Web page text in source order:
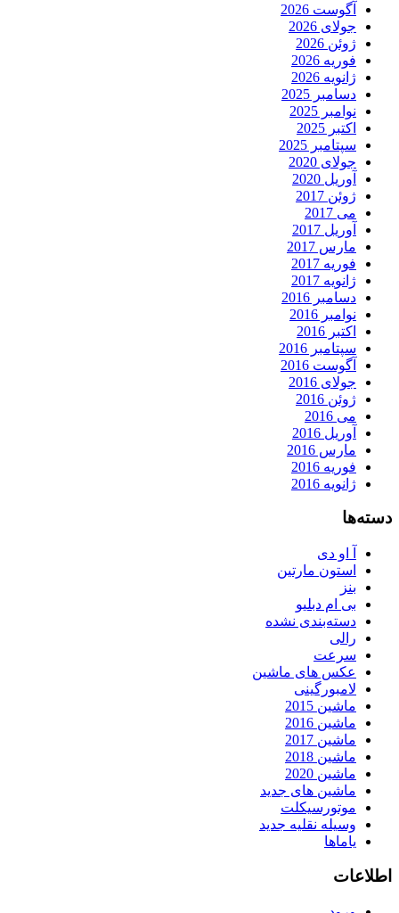
آگوست 2026
جولای 2026
ژوئن 2026
فوریه 2026
ژانویه 2026
دسامبر 2025
نوامبر 2025
اکتبر 2025
سپتامبر 2025
جولای 2020
آوریل 2020
ژوئن 2017
می 2017
آوریل 2017
مارس 2017
فوریه 2017
ژانویه 2017
دسامبر 2016
نوامبر 2016
اکتبر 2016
سپتامبر 2016
آگوست 2016
جولای 2016
ژوئن 2016
می 2016
آوریل 2016
مارس 2016
فوریه 2016
ژانویه 2016
دسته‌ها
آ او دی
استون مارتین
بنز
بی ام دبلیو
دسته‌بندی نشده
رالی
سرعت
عکس های ماشین
لامبورگینی
ماشین 2015
ماشین 2016
ماشین 2017
ماشین 2018
ماشین 2020
ماشین های جدید
موتورسیکلت
وسیله نقلیه جدید
یاماها
اطلاعات